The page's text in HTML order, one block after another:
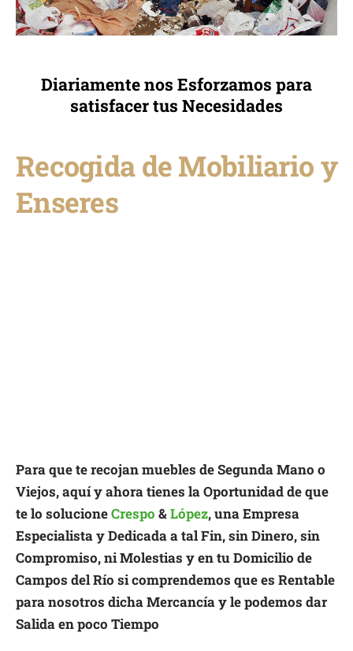
Diariamente nos Esforzamos para
satisfacer tus Necesidades
Recogida de Mobiliario y
Enseres
Para que te recojan muebles de Segunda Mano o
Viejos, aquí y ahora tienes la Oportunidad de que
te lo solucioneCrespo &López, una Empresa
Especialista y Dedicada a tal Fin, sin Dinero, sin
Compromiso, ni Molestias y en tu Domicilio de
Campos del Río si comprendemos que es Rentable
para nosotros dicha Mercancía y le podemos dar
Salida en poco Tiempo